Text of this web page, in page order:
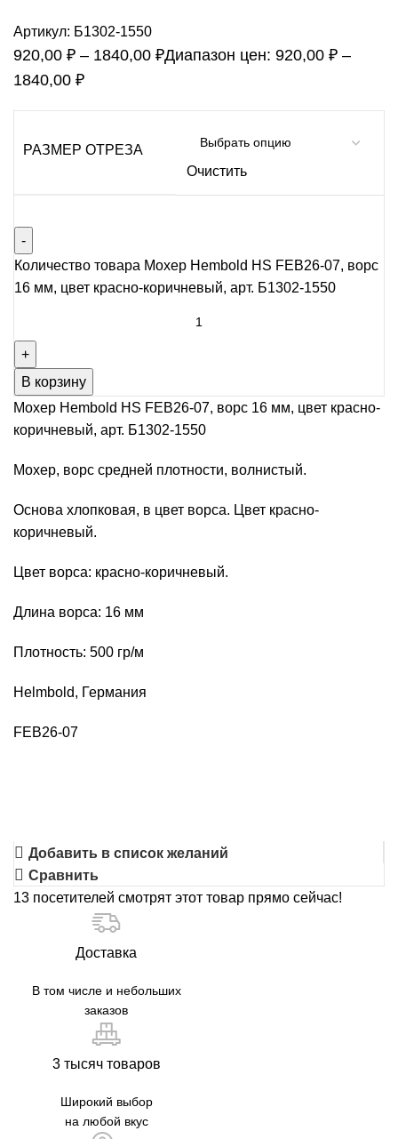
Артикул: Б1302-1550
920,00 ₽ – 1840,00 ₽Диапазон цен: 920,00 ₽ –
1840,00 ₽
РАЗМЕР ОТРЕЗА
Очистить
Количество товара Мохер Hembold HS FEB26-07, ворс
16 мм, цвет красно-коричневый, арт. Б1302-1550
В корзину
Мохер Hembold HS FEB26-07, ворс 16 мм, цвет красно-
коричневый, арт. Б1302-1550
Мохер, ворс средней плотности, волнистый.
Основа хлопковая, в цвет ворса. Цвет красно-
коричневый.
Цвет ворса: красно-коричневый.
Длина ворса: 16 мм
Плотность: 500 гр/м
Helmbold, Германия
FEB26-07
Добавить в список желаний
Сравнить
13 посетителей смотрят этот товар прямо сейчас!
Доставка
В том числе и небольших
заказов
3 тысяч товаров
Широкий выбор
на любой вкус